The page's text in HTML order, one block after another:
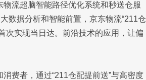
流超脑智能路径优化系统和秒送仓服
数据分析和智能前置，京东物流“211仓
次实现当日达。前沿技术的应用，让偏
费者，通过“211仓配提前送”与高密度